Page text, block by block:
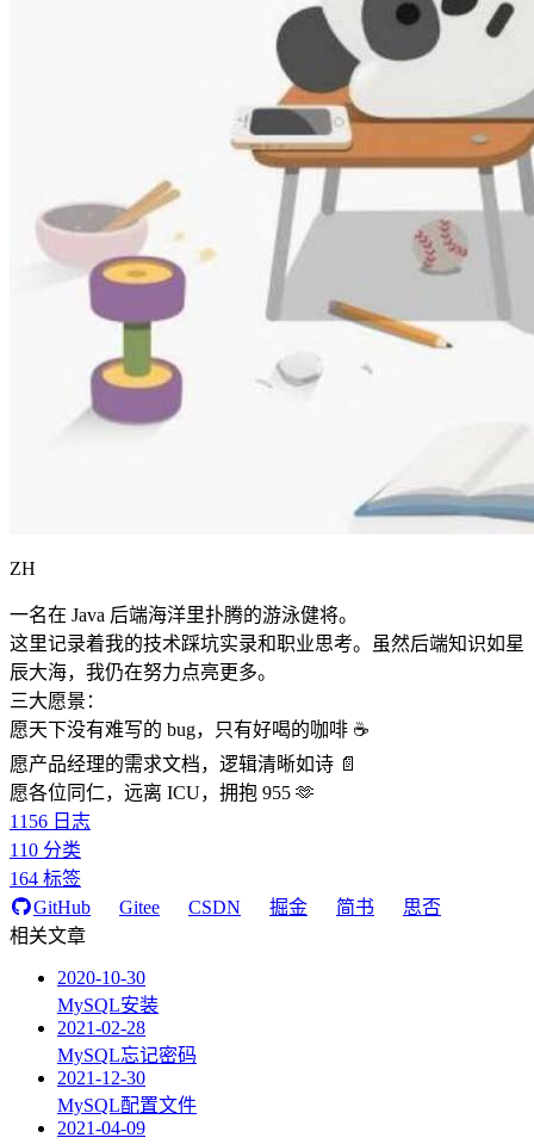
ZH
一名在 Java 后端海洋里扑腾的游泳健将。
这里记录着我的技术踩坑实录和职业思考。虽然后端知识如星
辰大海，我仍在努力点亮更多。
三大愿景：
愿天下没有难写的 bug，只有好喝的咖啡 ☕️
愿产品经理的需求文档，逻辑清晰如诗 📄
愿各位同仁，远离 ICU，拥抱 955 🫶
1156 日志
110 分类
164 标签
GitHub
Gitee CSDN 掘金 简书
思否
相关文章
2020-10-30
MySQL安装
2021-02-28
MySQL忘记密码
2021-12-30
MySQL配置文件
2021-04-09